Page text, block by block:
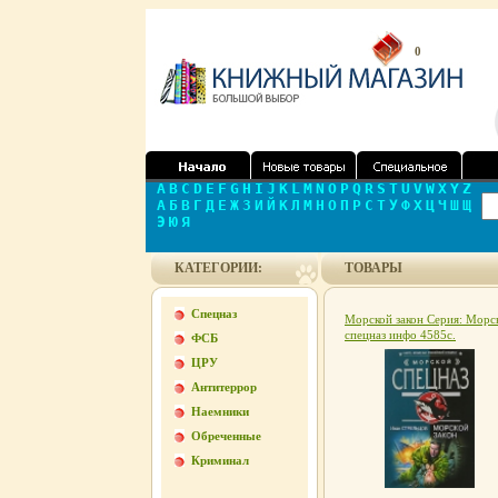
0
A B C D E F G H I J K L M N O P Q R S T U V W X Y Z
А Б В Г Д Е Ж З И Й К Л М Н О П Р С Т У Ф Х Ц Ч Ш Щ
Э Ю Я
КАТЕГОРИИ:
Спецназ
ФСБ
ЦРУ
Антитеррор
Наемники
Обреченные
Криминал
ТОВАРЫ
Морской закон Серия:
спецназ инфо 4585c.